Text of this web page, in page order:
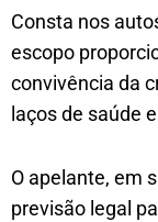
Consta nos
escopo
convivência da
laços de saúde
O apelante, em
previsão legal